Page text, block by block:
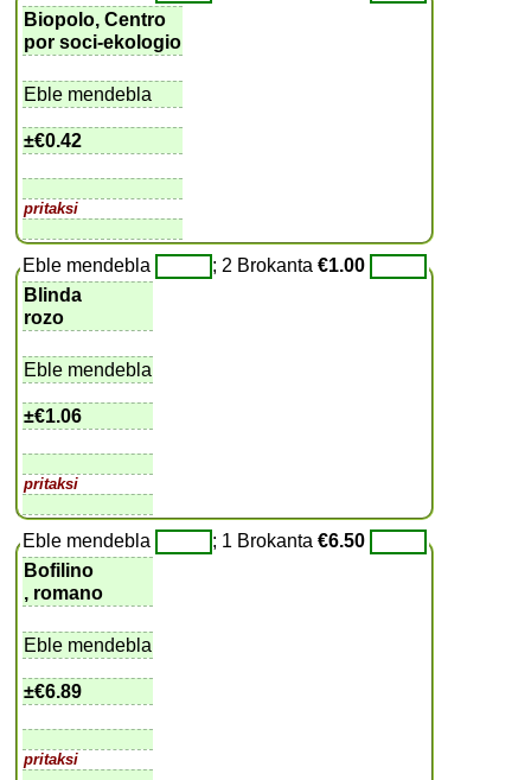
Biopolo, Centro
por soci-ekologio
Eble mendebla
±€0.42
pritaksi
Eble mendebla ; 2 Brokanta€1.00
Blinda
rozo
Eble mendebla
±€1.06
pritaksi
Eble mendebla ; 1 Brokanta€6.50
Bofilino
, romano
Eble mendebla
±€6.89
pritaksi